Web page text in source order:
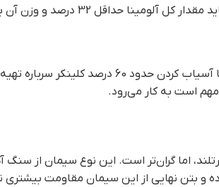
آن بین 85/0 تا 30/1 به نسبت آهک باشد.
می‌شود. به طور معمول این نوع
است به کار می‌رود.
اما گران‌تر است. این نوع سیمان از
و بتن نهایی از این سیمان مقاومت